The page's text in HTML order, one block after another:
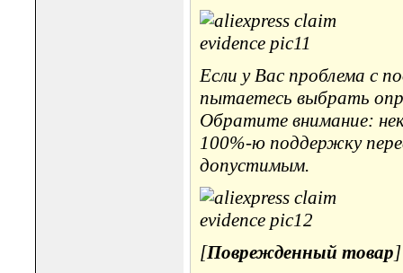
Если у Вас проблема с
пытаетесь выбрать
Обратите внимание:
100%-ю поддержку
допустимым.
[Поврежденный товар]